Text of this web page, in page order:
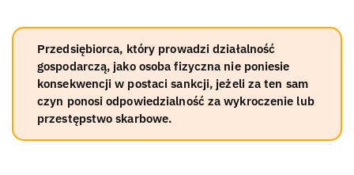
Przedsiębiorca, który prowadzi działalność
gospodarczą, jako osoba fizyczna nie poniesie
konsekwencji w postaci sankcji, jeżeli za ten sam
czyn ponosi odpowiedzialność za wykroczenie lub
przestępstwo skarbowe.